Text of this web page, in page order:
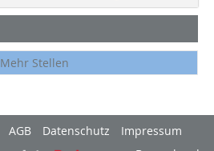
Mehr Stellen
AGB Datenschutz
Impressum